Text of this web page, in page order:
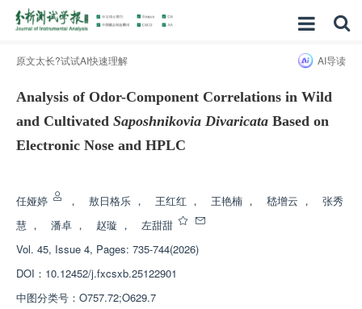
原文太长?试试AI快速理解 AI导读
Analysis of Odor-Component Correlations in Wild
and Cultivated Saposhnikovia Divaricata Based on
Electronic Nose and HPLC
任娅婷 ， 敖日格乐 ， 王红红 ， 王艳楠 ， 嵇增云 ，
张秀
慧 ， 潘卓 ， 赵璇 ，
左甜甜
Vol. 45, Issue 4, Pages: 735-744(2026)
DOI： 10.12452/j.fxcsxb.25122901
中图分类号： O757.72;O629.7